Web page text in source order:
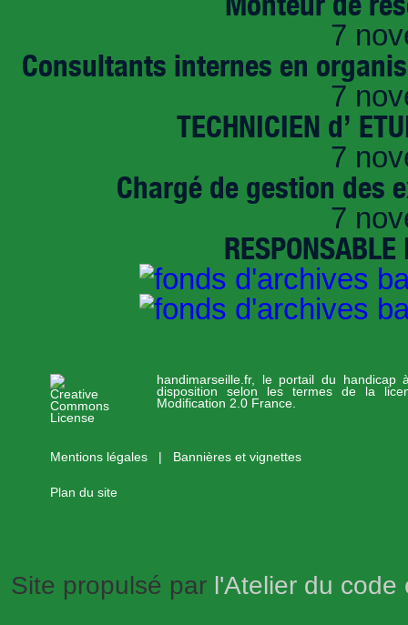
7
Consultants internes en
7
TECHNICIEN d’
7
Chargé de gestion des
7
handimarseille.fr, le portail du handicap
disposition selon les termes de la
Modification 2.0 France.
Mentions légales Bannières et vignettes
Plan du site
Site propulsé par l'Atelier du